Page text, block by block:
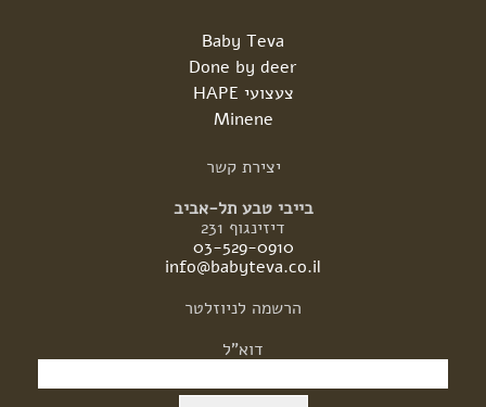
Baby Teva
Done by deer
צעצועי HAPE
Minene
יצירת קשר
בייבי טבע תל-אביב
דיזינגוף 231
03-529-0910
info@babyteva.co.il
הרשמה לניוזלטר
דוא"ל